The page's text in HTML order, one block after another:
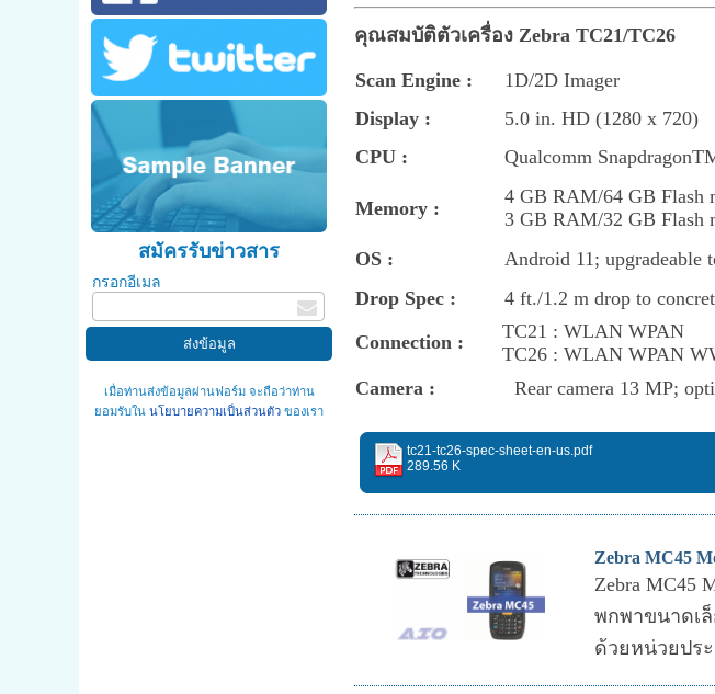
สมัครรับข่าวสาร
กรอกอีเมล
เมื่อท่านส่งข้อมูลผ่านฟอร์ม จะถือว่าท่าน
ยอมรับใน นโยบายความเป็นส่วนตัวของเรา
คุณสมบัติตัวเครื่อง Zebra TC21/TC26
Scan Engine :
1D/2D Imager
Display :
5.0 in. HD (1280 x 720)
CPU :
Qualcomm
Memory :
4 GB RAM/64 GB Flash
3 GB RAM/32 GB Flash
OS :
Android 11; upgradeable
Drop Spec :
4 ft./1.2 m drop to
Connection :
TC21 : WLAN WPAN
TC26 : WLAN
Camera :
Rear camera 13
tc21-tc26-spec-sheet-en-us.pdf
289.56 K
Zebra MC45
Zebra MC45
พกพาขนาดเ
ด้วยหน่วยปร